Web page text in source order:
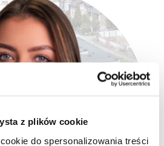
z plików cookie
do spersonalizowania treści